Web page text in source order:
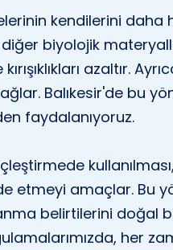
kendilerini daha
biyolojik
azaltır.
Balıkesir'de bu
faydalanıyoruz.
etmeyi amaçlar. Bu
belirtilerini doğal
her